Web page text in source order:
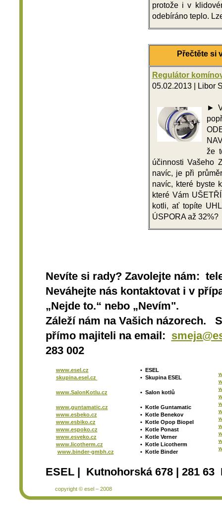
protože i v
odebíráno teplo.
Přečtěte si
Regulátor
05.02.2013 | Libor
►
že
účinnosti Vašeho
navíc, je při
navíc, které byste
které Vám
kotli, ať topíte
ÚSPORA až 32%?
Nevíte si rady? Zavolejte nám:
Neváhejte nás kontaktovat i v
„Nejde to.“ nebo „Nevím".
Záleží nám na Vašich názorech.
přímo majiteli na email:
283 002
www.esel.cz
skupina.esel.cz
www.SalonKotlu.cz
www.guntamatic.cz
www.esbeko.cz
www.esbiko.cz
www.espoko.cz
www.esveko.cz
www.licotherm.cz
www.binder-gmbh.cz
•
ESEL
• Skupina ESEL
• Salon kotlů
• Kotle Guntamatic
•
Kotle Benekov
•
Kotle Opop Biopel
•
Kotle Ponast
•
Kotle Verner
•
Kotle Licotherm
•
Kotle Binder
ESEL | Kutnohorská 678 | 281
copyright © esel – 2008